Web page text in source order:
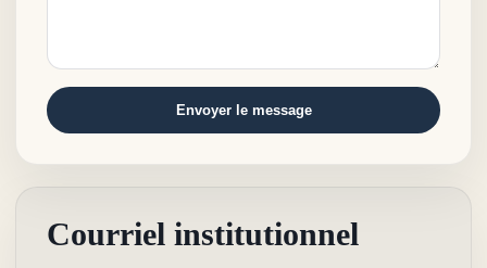
Envoyer le message
Courriel institutionnel